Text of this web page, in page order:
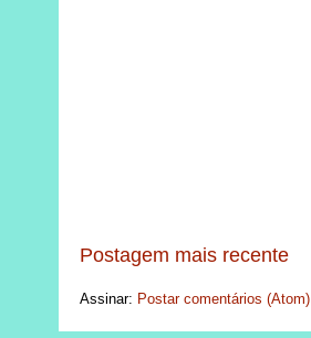
Postagem mais recente
Assinar: Postar comentários (Atom)